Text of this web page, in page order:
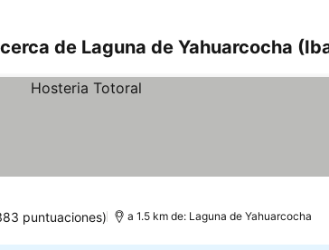
de Laguna de Yahuarcocha
puntuaciones) a 1.5 km de: Laguna de Yahuarcocha